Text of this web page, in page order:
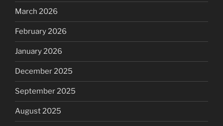
March 2026
February 2026
January 2026
December 2025
September 2025
August 2025